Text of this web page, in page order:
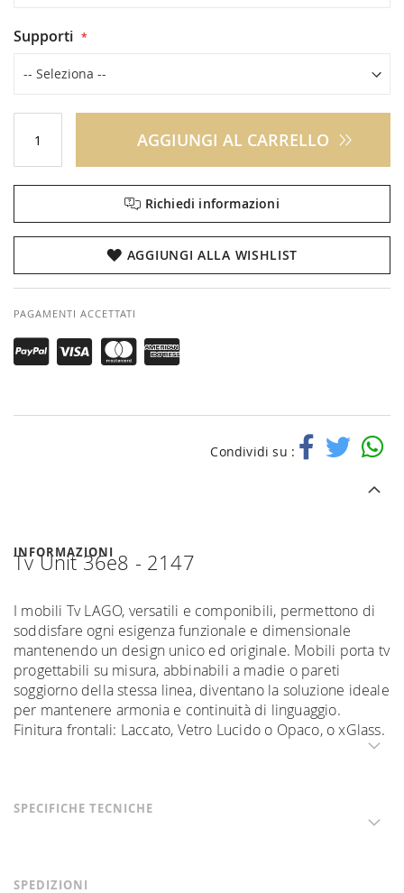
Supporti
AGGIUNGI AL CARRELLO
Richiedi informazioni
AGGIUNGI ALLA WISHLIST
PAGAMENTI ACCETTATI
Condividi su :
INFORMAZIONI
Tv Unit 36e8 - 2147
I mobili Tv LAGO, versatili e componibili, permettono di
soddisfare ogni esigenza funzionale e dimensionale
mantenendo un design unico ed originale. Mobili porta tv
progettabili su misura, abbinabili a madie o pareti
soggiorno della stessa linea, diventano la soluzione ideale
per mantenere armonia e continuità di linguaggio.
Finitura frontali: Laccato, Vetro Lucido o Opaco, o xGlass.
SPECIFICHE TECNICHE
SPEDIZIONI